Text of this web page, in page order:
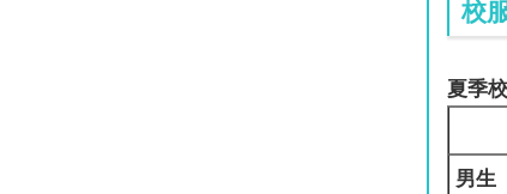
校
夏季
男生